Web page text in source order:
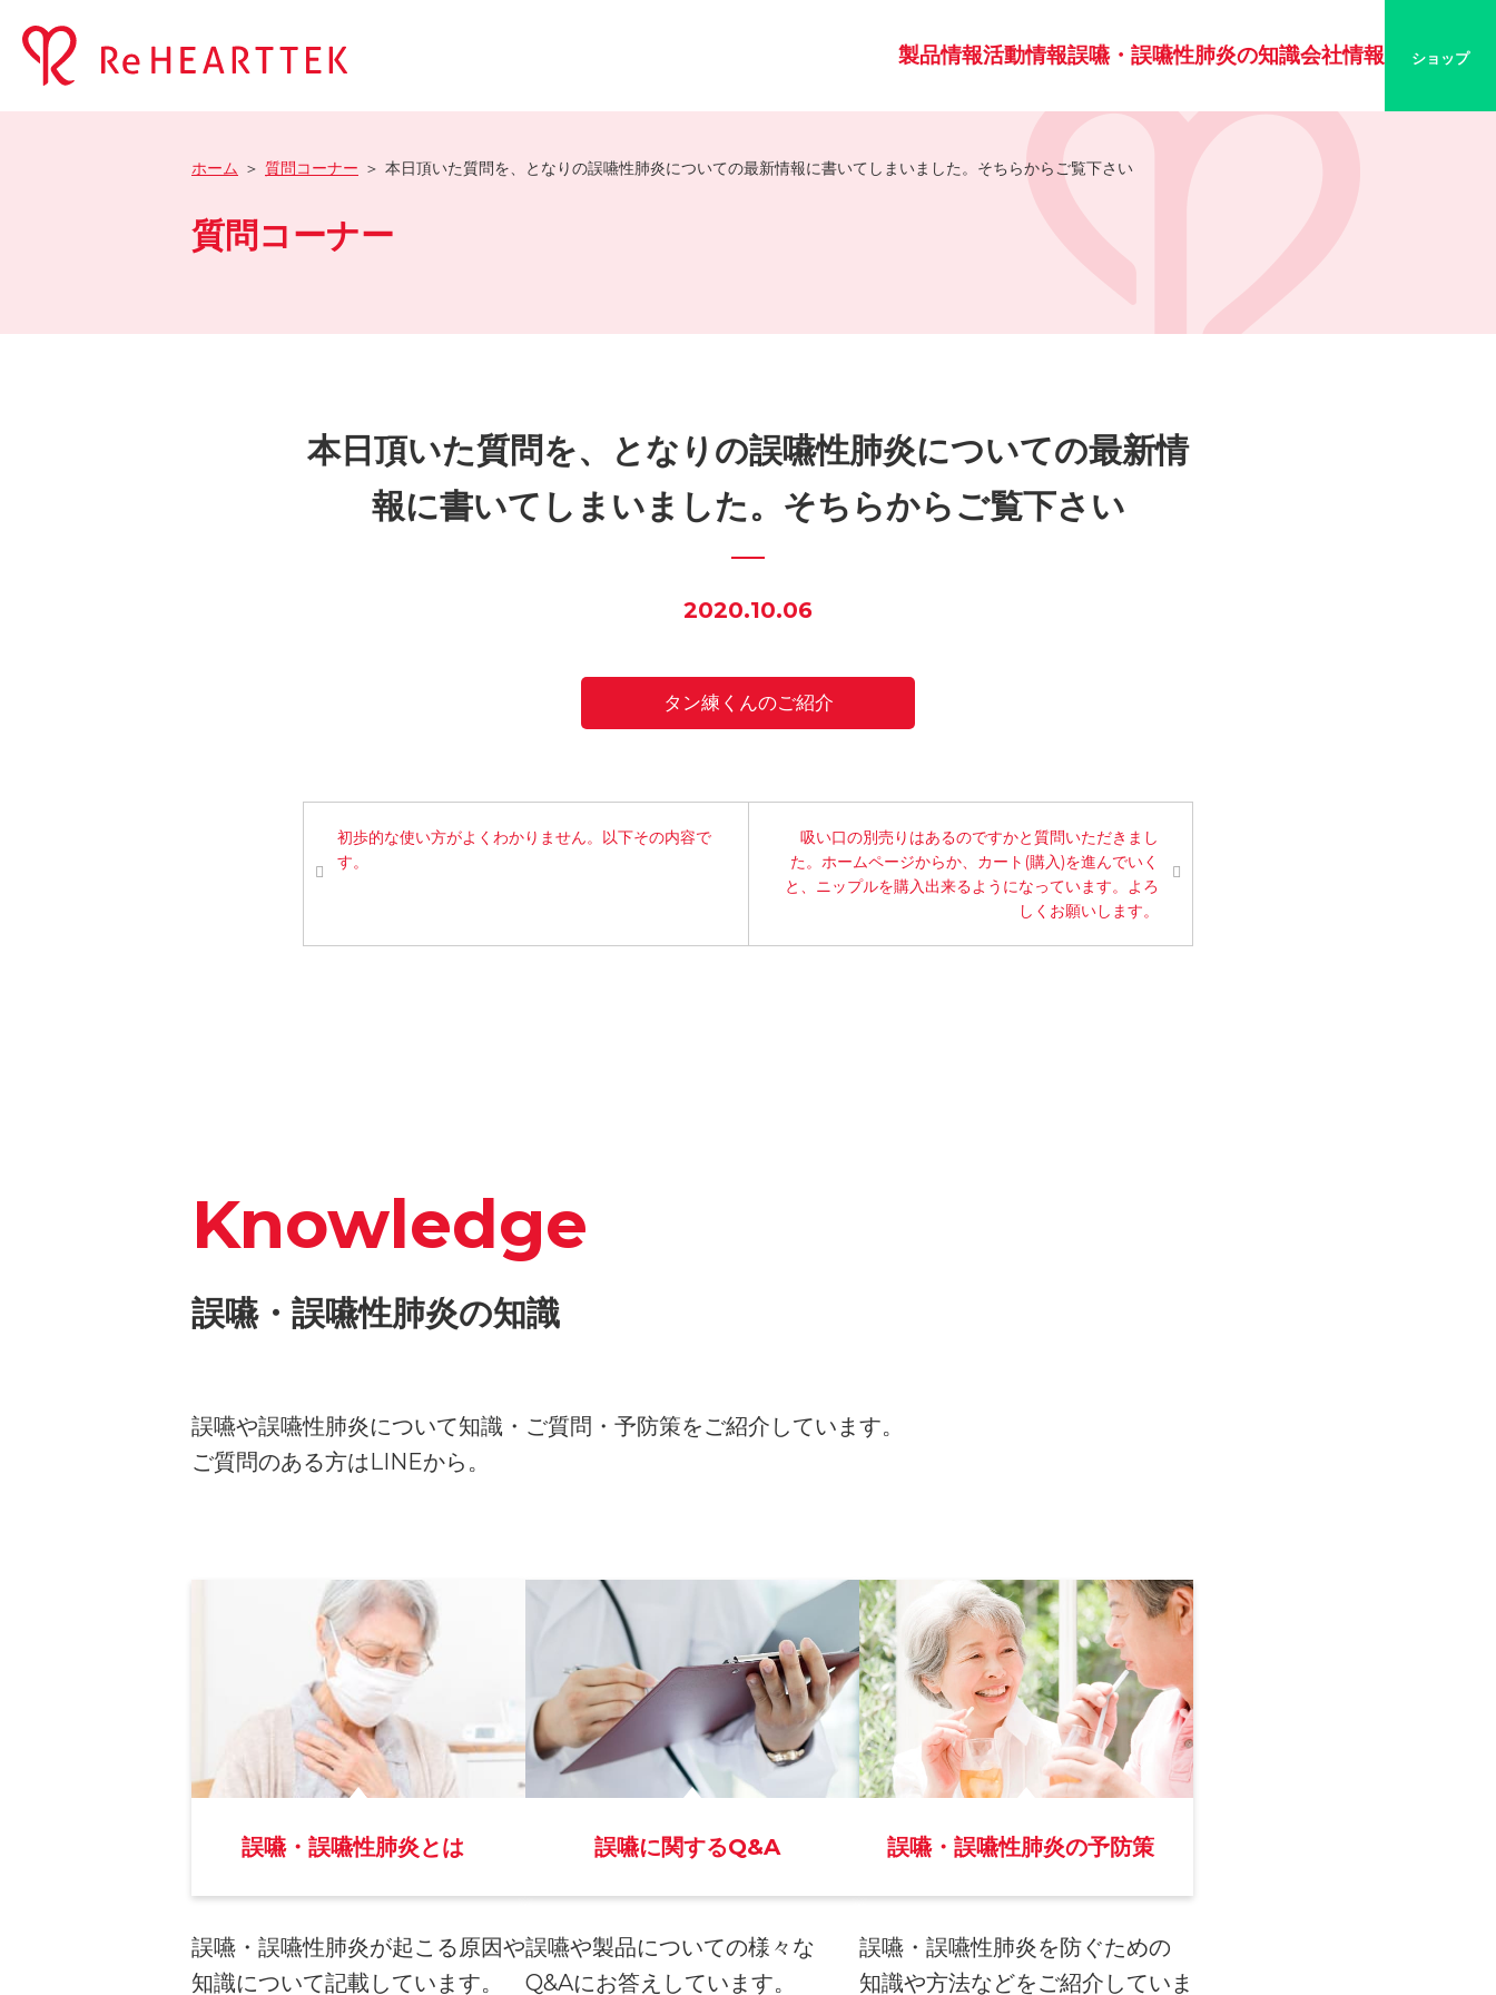
製品情報活動情報誤嚥・誤嚥性肺炎の知識会社情報 ショップ
ホーム 質問コーナー 本日頂いた質問を、となりの誤嚥性肺炎についての最新情報に書いてしまいました。そちらからご覧下さい
質問コーナー
本日頂いた質問を、となりの誤嚥性肺炎についての最新情
報に書いてしまいました。そちらからご覧下さい
2020.10.06
タン練くんのご紹介
初歩的な使い方がよくわかりません。以下その内容で
す。
吸い口の別売りはあるのですかと質問いただきまし
た。ホームページからか、カート(購入)を進んでいく
と、ニップルを購入出来るようになっています。よろ
しくお願いします。
Knowledge
誤嚥・誤嚥性肺炎の知識
誤嚥や誤嚥性肺炎について知識・ご質問・予防策をご紹介しています。
ご質問のある方はLINEから。
誤嚥・誤嚥性肺炎とは
誤嚥・誤嚥性肺炎が起こる原因や
知識について記載しています。
誤嚥に関するQ&A
誤嚥や製品についての様々な
Q&Aにお答えしています。
誤嚥・誤嚥性肺炎の予防策
誤嚥・誤嚥性肺炎を防ぐための
知識や方法などをご紹介していま